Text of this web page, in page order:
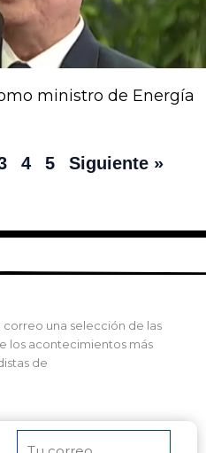
ministro de Energía
4 5 Siguiente »
una selección de las
los acontecimientos más
de